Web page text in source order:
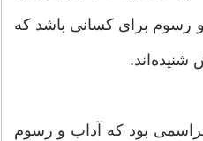
و رسوم برای کسانی باشد که
شنیده‌اند.
بود که آداب و رسوم